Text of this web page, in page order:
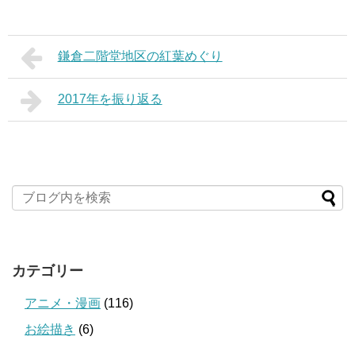
鎌倉二階堂地区の紅葉めぐり
2017年を振り返る
カテゴリー
アニメ・漫画 (116)
お絵描き (6)